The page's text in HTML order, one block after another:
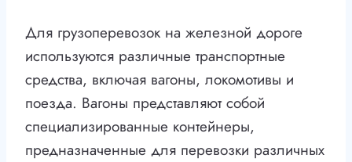
Для грузоперевозок на железной дороге
используются различные транспортные
средства, включая вагоны, локомотивы и
поезда. Вагоны представляют собой
специализированные контейнеры,
предназначенные для перевозки различных